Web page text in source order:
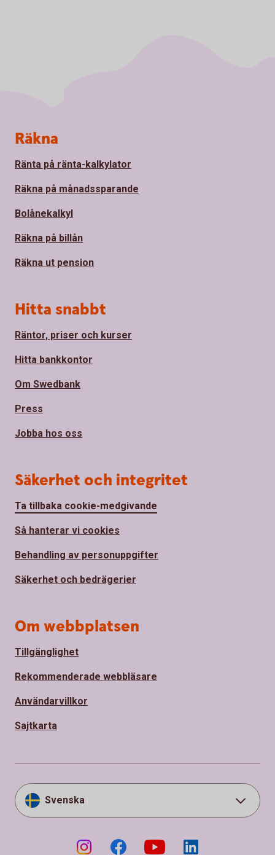
Sidfot
Räkna
Ränta på ränta-kalkylator
Räkna på månadssparande
Bolånekalkyl
Räkna på billån
Räkna ut pension
Hitta snabbt
Räntor, priser och kurser
Hitta bankkontor
Om Swedbank
Press
Jobba hos oss
Säkerhet och integritet
Ta tillbaka cookie-medgivande
Så hanterar vi cookies
Behandling av personuppgifter
Säkerhet och bedrägerier
Om webbplatsen
Tillgänglighet
Rekommenderade webbläsare
Användarvillkor
Sajtkarta
Svenska